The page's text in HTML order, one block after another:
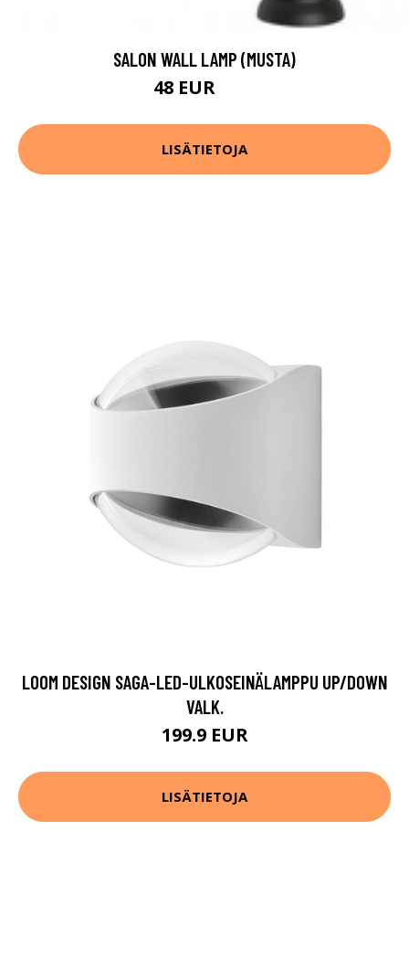
SALON WALL LAMP (MUSTA)
48 EUR
LISÄTIETOJA
LOOM DESIGN SAGA-LED-ULKOSEINÄLAMPPU UP/DOWN
VALK.
199.9 EUR
LISÄTIETOJA